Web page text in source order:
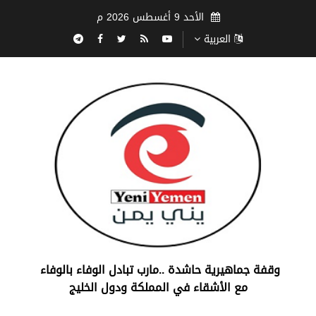
الأحد 9 أغسطس 2026 م
العربية
‏وقفة جماهيرية حاشدة ..مارب ‏تبادل الوفاء بالوفاء ‏
مع الأشقاء في المملكة ودول الخليج